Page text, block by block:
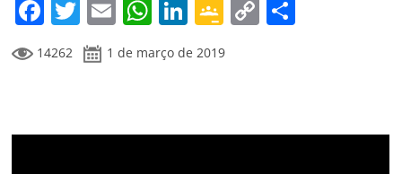
m
F
a
c
b
T
w
itt
E
m
ai
W
at
A
Li
n
k
dI
G
o
o
e
C
Li ar
14262 1 de março de 2019